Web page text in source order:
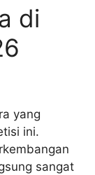
di
yang
ini.
sangat